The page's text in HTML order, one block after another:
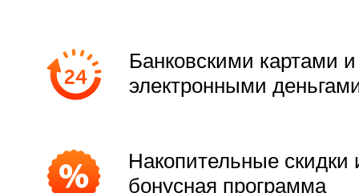
Банковскими картами и
электронными
Накопительные скидки
бонусная программа